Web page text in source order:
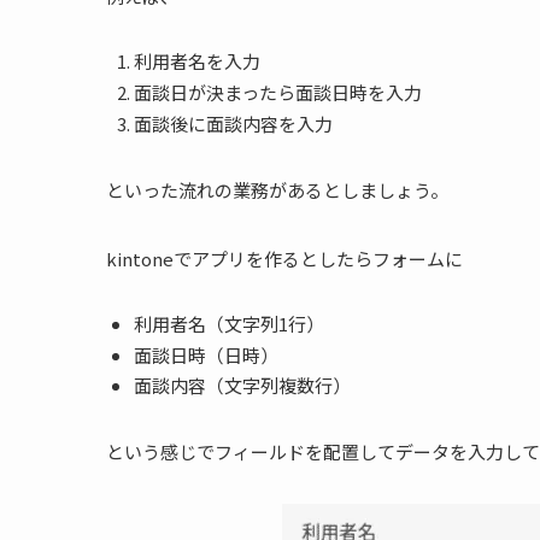
利用者名を入力
面談日が決まったら面談日時を入力
面談後に面談内容を入力
といった流れの業務があるとしましょう。
kintoneでアプリを作るとしたらフォームに
利用者名（文字列1行）
面談日時（日時）
面談内容（文字列複数行）
という感じでフィールドを配置してデータを入力し